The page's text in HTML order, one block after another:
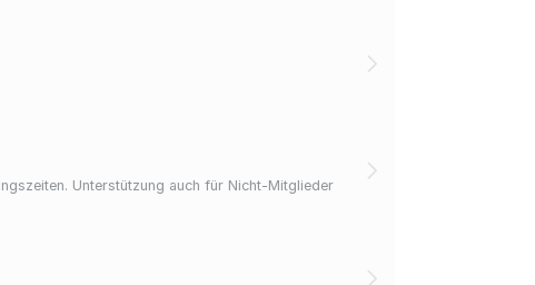
Unterstützung auch für Nicht-Mitglieder